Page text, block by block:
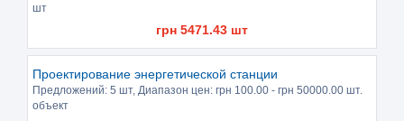
шт
грн 5471.43 шт
Проектирование энергетической станции
Предложений: 5 шт, Диапазон цен: грн 100.00 - грн 50000.00 шт.
объект